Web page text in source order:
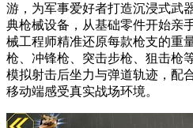
游，为军事爱好者打造沉浸式武
典枪械设备，从基础零件开始亲
械工程师精准还原每款枪支的重
枪、冲锋枪、突击步枪、狙击枪
模拟射击后坐力与弹道轨迹，配
移动端感受真实战场环境。